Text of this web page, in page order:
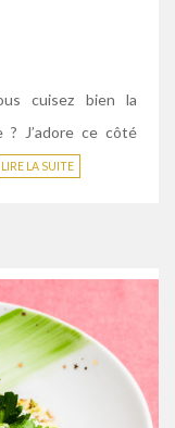
cuisez bien la
J’adore ce côté
LIRE LA SUITE